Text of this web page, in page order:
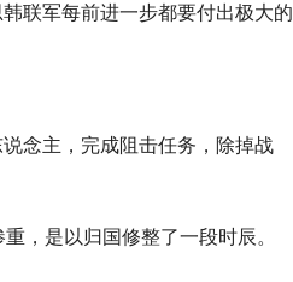
联军每前进一步都要付出极大的
念主，完成阻击任务，除掉战
，是以归国修整了一段时辰。